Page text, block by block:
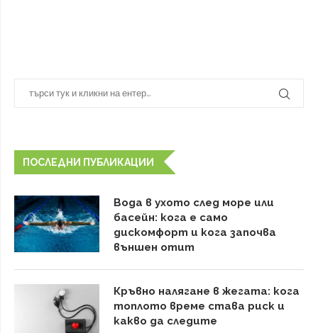
ПОСЛЕДНИ ПУБЛИКАЦИИ
Вода в ухото след море или
басейн: кога е само
дискомфорт и кога започва
външен отит
Кръвно налягане в жегата: кога
топлото време става риск и
какво да следите